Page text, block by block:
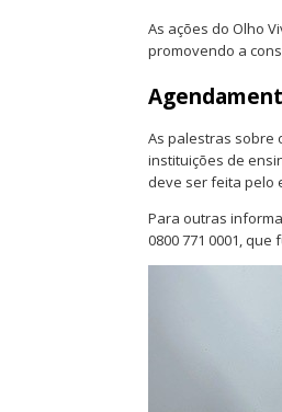
As ações do Olho
promovendo a
As palestras sobre
instituições de
deve ser feita pelo
Para outras
0800 771 0001, que